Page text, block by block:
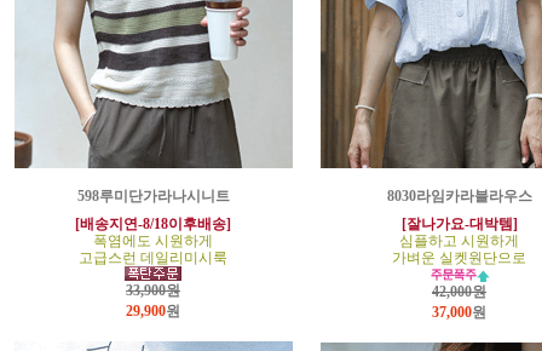
598루미단가라나시니트
[배송지연-8/18이후배송]
폭염에도 시원하게
고급스런 데일리미시룩
33,900원
29,900원
8030라임카라블라우스
[잘나가요-대박템]
심플하고 시원하게
가벼운 실켓원단으로
42,000원
37,000원